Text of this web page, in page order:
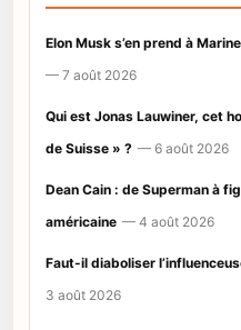
Elon Musk s’en prend à
— 7 août 2026
Qui est Jonas Lauwiner, cet
de Suisse » ? — 6 août 2026
Dean Cain : de Superman à
américaine — 4 août 2026
Faut-il diaboliser
3 août 2026